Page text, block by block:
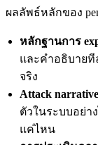
ผลลัพธ์หลักของ
หลักฐานการ
และคำอธิบายที
จริง
Attack
ตัวในระบบอย่า
แค่ไหน